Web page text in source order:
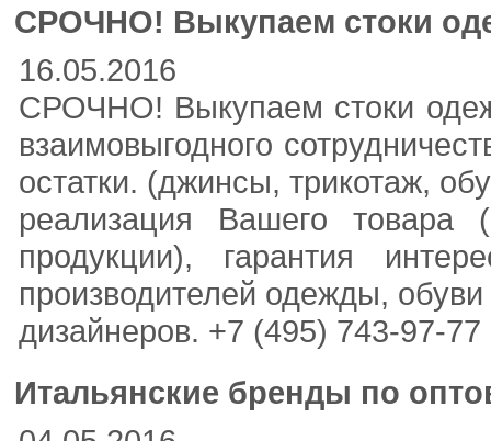
СРОЧНО! Выкупаем стоки
16.05.2016
СРОЧНО! Выкупаем стоки
взаимовыгодного
остатки. (джинсы, трикотаж,
реализация Вашего товара
продукции), гарантия
производителей одежды,
дизайнеров. +7 (495) 743-97-
Итальянские бренды по